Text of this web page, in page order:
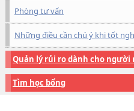
Phòng tư vấn
Những điều cần chú ý khi tốt
Quản lý rủi ro dành cho người
Tìm học bổng